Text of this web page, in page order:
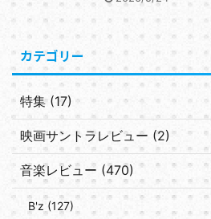
カテゴリー
特集 (17)
映画サントラレビュー (2)
音楽レビュー (470)
B'z (127)